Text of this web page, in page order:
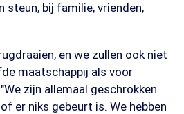
steun, bij familie, vrienden,
en we zullen ook niet
maatschappij als voor
zijn allemaal geschrokken.
er niks gebeurt is. We hebben